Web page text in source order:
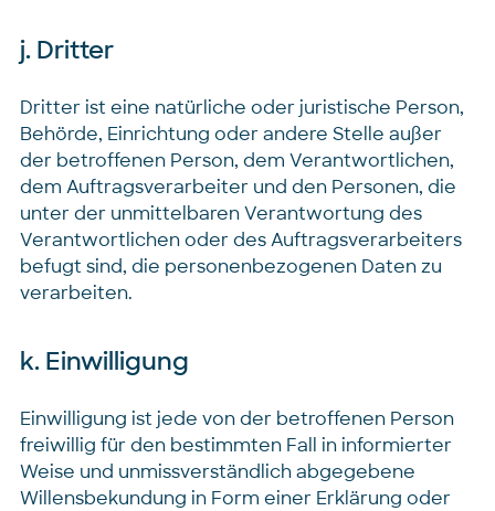
j. Dritter
Dritter ist eine natürliche oder juristische Person,
Behörde, Einrichtung oder andere Stelle außer
der betroffenen Person, dem Verantwortlichen,
dem Auftragsverarbeiter und den Personen, die
unter der unmittelbaren Verantwortung des
Verantwortlichen oder des Auftragsverarbeiters
befugt sind, die personenbezogenen Daten zu
verarbeiten.
k. Einwilligung
Einwilligung ist jede von der betroffenen Person
freiwillig für den bestimmten Fall in informierter
Weise und unmissverständlich abgegebene
Willensbekundung in Form einer Erklärung oder